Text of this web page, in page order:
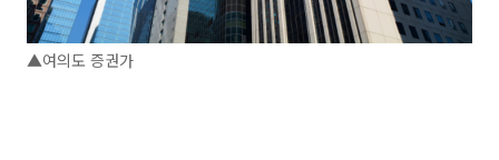
▲여의도 증권가